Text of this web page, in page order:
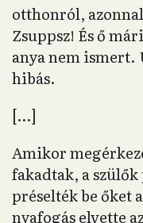
otthonról,
Zsuppsz! És ő
anya nem
hibás.
[…]
Amikor
fakadtak, a
préselték be őket
nyafogás elvette